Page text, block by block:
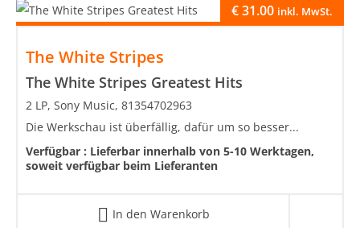
The White Stripes
The White Stripes Greatest Hits
€31.00 inkl. MwSt.
2 LP, Sony Music, 81354702963
Die Werkschau ist überfällig, dafür um so besser...
Verfügbar : Lieferbar innerhalb von 5-10 Werktagen,
soweit verfügbar beim Lieferanten
In den Warenkorb